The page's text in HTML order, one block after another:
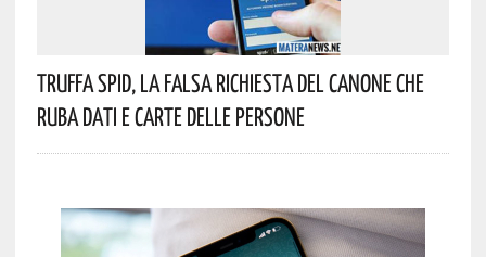
Truffa Spid, La Falsa Richiesta Del Canone Che
Ruba Dati E Carte Delle Persone